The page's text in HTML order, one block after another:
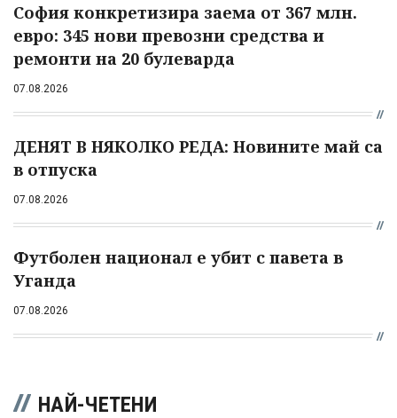
София конкретизира заема от 367 млн.
евро: 345 нови превозни средства и
ремонти на 20 булеварда
07.08.2026
ДЕНЯТ В НЯКОЛКО РЕДА: Новините май са
в отпуска
07.08.2026
Футболен национал е убит с павета в
Уганда
07.08.2026
НАЙ-ЧЕТЕНИ